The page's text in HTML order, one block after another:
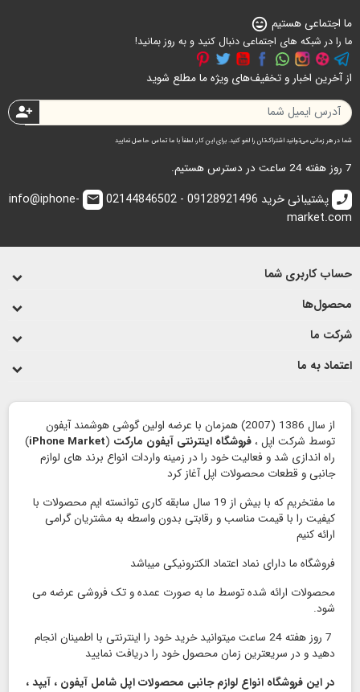
ما اجتماعی هستیم sentiment_very_satisfied
ما را در شبکه های اجتماعی دنبال کنید و به روز بمانید!
از آخرین اخبار و تخفیف‌های ویژه ما مطلع شوید
person_add
شما در هر زمانی می‌توانید اشتراک‌تان را لغو کنید. برای این کار، لطفاً با ما تماس حاصل نمایید
7 روز هفته 24 ساعت در دسترس هستیم.
call پشتیبانی خرید 09128921496 - 02144846502 email
info@iphone-
market.com
حساب کاربری شما
محصول‌ها
شرکت ما
اعتماد به ما
از سال 1386 (2007) همزمان با عرضه اولین گوشی هوشمند آیفون
توسط شرکت اپل ، فروشگاه اینترنتی آیفون مارکت (
iPhone Market
)
راه اندازی شد و فعالیت خود را در زمینه واردات انواع برند های لوازم
جانبی و قطعات محصولات اپل آغاز کرد
ما مفتخریم که با بیش از 19 سال سابقه کاری توانسته ایم محصولات با
کیفیت را با قیمت مناسب و رقابتی بدون واسطه به مشتریان گرامی
ارائه کنیم
فروشگاه ما دارای نماد اعتماد الكترونیكی میباشد
محصولات ارائه شده توسط ما به صورت عمده و تک فروشی عرضه می
شود.
7 روز هفته 24 ساعت میتوانید خرید خود را اینترنتی با اطمینان انجام
دهید و در سریعترین زمان محصول خود را دریافت نمایید
در این فروشگاه انواع لوازم جانبی محصولات اپل شامل آیفون ، آیپد ،